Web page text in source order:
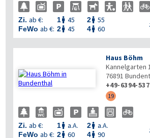
Zi. ab €: 1 45 2 55
FeWo ab €: 2 45 4 60
Haus Böhm
Kannelgarten
76891
+49-6394-
19
Zi. ab €: 1 a.A. 2 a.A.
FeWo ab €: 2 60 4 90